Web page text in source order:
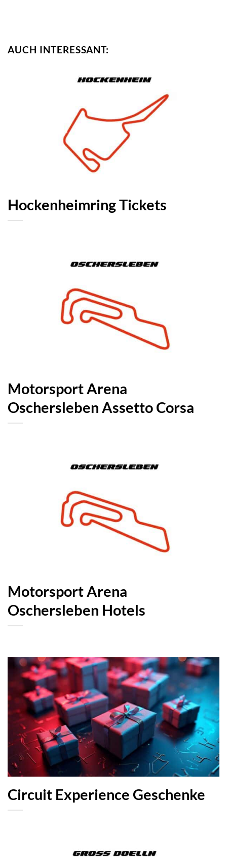
AUCH INTERESSANT:
Hockenheimring Tickets
Motorsport Arena
Oschersleben Assetto Corsa
Motorsport Arena
Oschersleben Hotels
Circuit Experience Geschenke